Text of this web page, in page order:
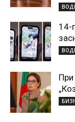
14-